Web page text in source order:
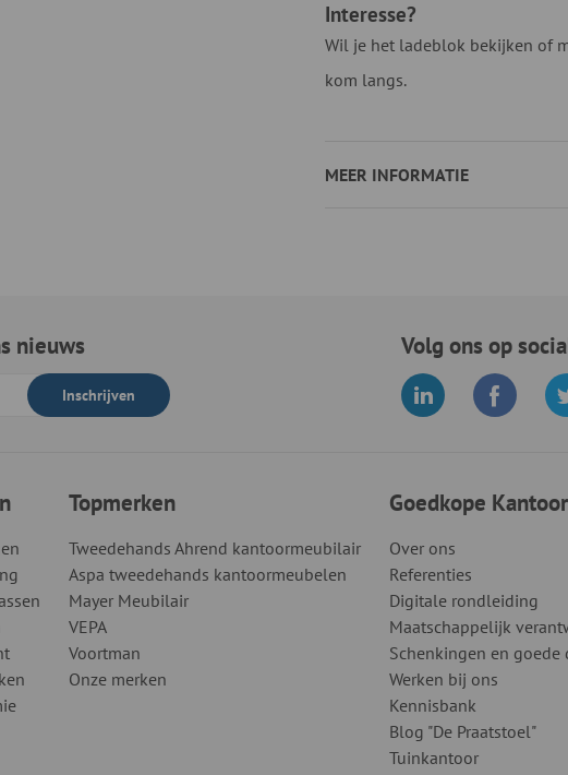
Interesse?
Wil je het ladeblok bekijken of
kom langs.
MEER INFORMATIE
nieuws
Inschrijven
Volg ons op
Topmerken
Tweedehands Ahrend kantoormeubilair
Aspa tweedehands kantoormeubelen
Mayer Meubilair
VEPA
Voortman
Onze merken
Goedkope
Over ons
Referenties
Digitale rondleiding
Maatschappelijk
Schenkingen en goede
Werken bij ons
Kennisbank
Blog "De Praatstoel"
Tuinkantoor